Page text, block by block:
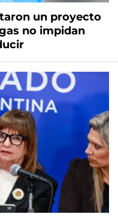
un proyecto
no impidan